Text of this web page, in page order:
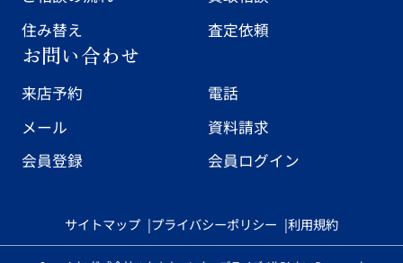
住み替え
査定依頼
お問い合わせ
来店予約
電話
メール
資料請求
会員登録
会員ログイン
サイトマップ プライバシーポリシー 利用規約